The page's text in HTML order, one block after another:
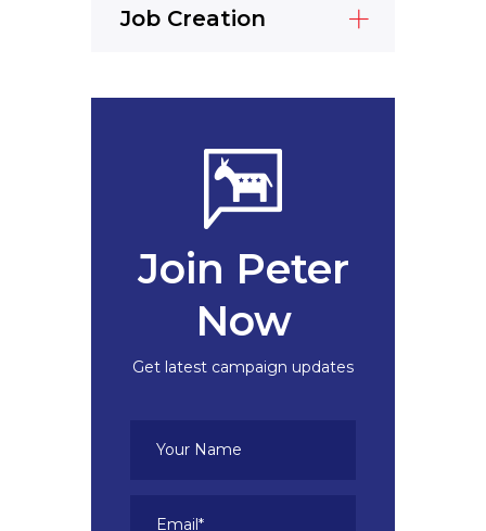
Job Creation
Join Peter
Now
Get latest campaign updates